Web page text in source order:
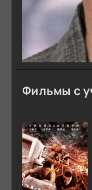
Фильмы с